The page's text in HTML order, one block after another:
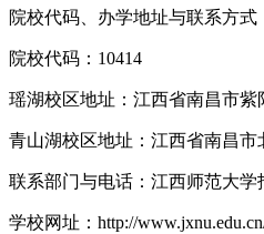
院校代码、办学地址与联系方式
院校代码：10414
瑶湖校区地址：江西省南昌市紫
青山湖校区地址：江西省南昌市
联系部门与电话：江西师范大学
学校网址：http://